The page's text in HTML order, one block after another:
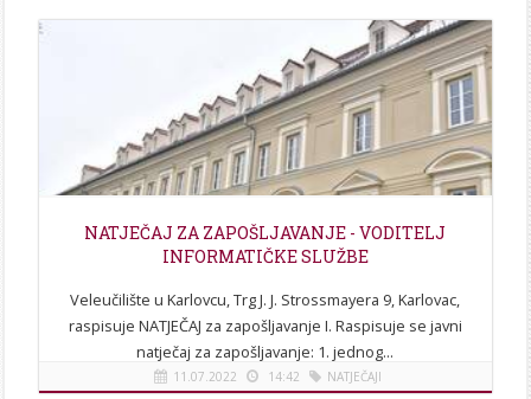
NATJEČAJ ZA ZAPOŠLJAVANJE - VODITELJ
INFORMATIČKE SLUŽBE
Veleučilište u Karlovcu, Trg J. J. Strossmayera 9, Karlovac,
raspisuje NATJEČAJ za zapošljavanje I. Raspisuje se javni
natječaj za zapošljavanje: 1. jednog...
11.07.2022 14:42 NATJEČAJI